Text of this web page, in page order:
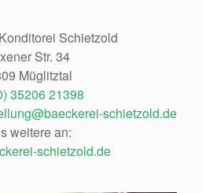
Schietzold
Str. 34
Müglitztal
35206 21398
schietzold.de
weitere an:
schietzold.de